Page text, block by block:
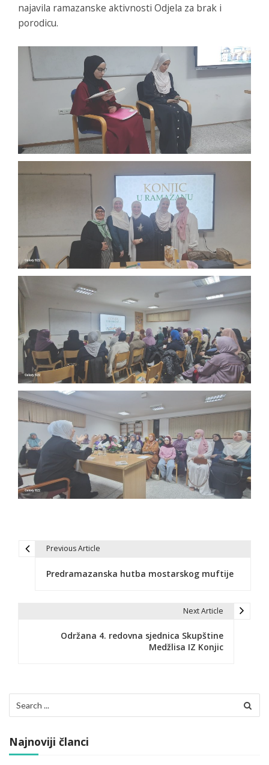
najavila ramazanske aktivnosti Odjela za brak i
porodicu.
c
i
a
Previous Article
Predramazanska hutba mostarskog muftije
Next Article
Održana 4. redovna sjednica Skupštine
Medžlisa IZ Konjic
for:
Najnoviji članci